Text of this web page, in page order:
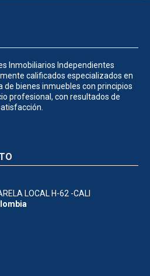
Inmobiliarios Independientes
calificados especializados en
de bienes inmuebles con principios
profesional, con resultados de
LOCAL H-62 -CALI